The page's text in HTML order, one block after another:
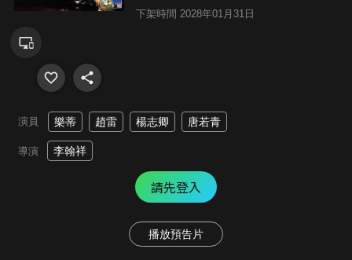
下架時間 2028年01月31日
演員 樂蒂 趙雷 楊志卿 唐若青
導演 李翰祥
請先登入
播放預告片